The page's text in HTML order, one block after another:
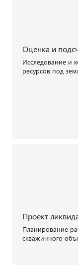
Оценка и
Исследование и
ресурсов под
Проект
Планирование
скважинного